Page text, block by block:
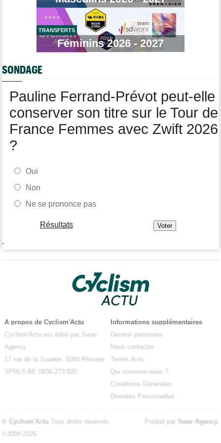
Tour de France Femmes
La peloton du Tour Femmes... 21 abandons
Tour de France Femmes
Chaînes et Horaires… La diffusion TV de la 8e étape du Tour
Anton Schiffer de nouveau victime d'une fracture de la
TRANSFERTS
Féminins 2026 - 2027
SONDAGE
Pauline Ferrand-Prévot peut-elle
conserver son titre sur le Tour de
France Femmes avec Zwift 2026
?
Oui
Non
Ne se prononce pas
Résultats
-
A propos de Cyclism'Actu
Cyclism'Actu est édité par Swar-
Agency
17 rue de la Suarlée, 5080 Rhisnes
SPRLS BE 0836.273.820
Informations supplémentaires
Devenir partenaire
Nous contacter
Tennis Actu
Qui sommes-nous ?
Conditions Générales
Données Personnelles
© Cyclism'Actu Tous droits réservés
©2008-2026
Produit par Swar Agency.